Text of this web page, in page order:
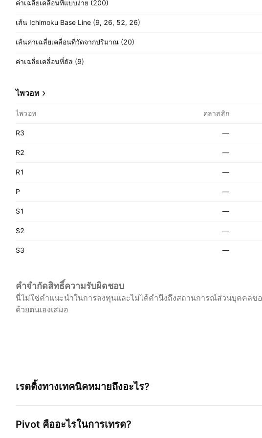
ค่าเฉลี่ยเคลื่อนที่แบบง่าย (200)
เส้น Ichimoku Base Line (9, 26, 52, 26)
เส้นค่าเฉลี่ยเคลื่อนที่วัดจากปริมาณ (20)
ค่าเฉลี่ยเคลื่อนที่ฮัล (9)
ไพวอท
ไพวอท คลาสสิก
R3 —
R2 —
R1 —
P —
S1 —
S2 —
S3 —
คำจำกัดสิทธิ์ความรับผิดชอบ
นี่ไม่ใช่คำแนะนำในการลงทุนและไม่ได้คำนึงถึงสถานการณ์ส่วนบุคคล
ด้วยตนเองเสมอ
เรตติ้งทางเทคนิคหมายถึงอะไร?
Pivot คืออะไรในการเทรด?